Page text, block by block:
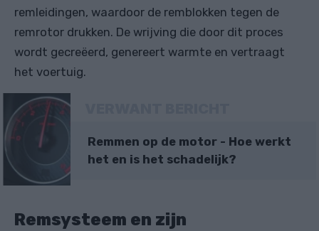
remleidingen, waardoor de remblokken tegen de
remrotor drukken. De wrijving die door dit proces
wordt gecreëerd, genereert warmte en vertraagt ​​​​
het voertuig.
Remmen op de motor - Hoe werkt
het en is het schadelijk?
Remsysteem en zijn